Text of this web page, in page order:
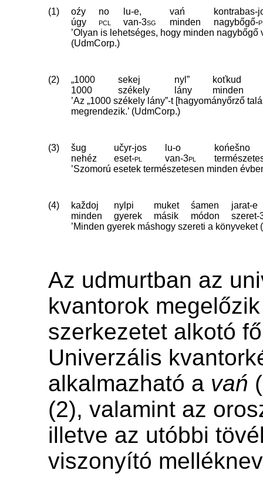
(1) oźy no lu-e, vań
kontrabas-
úgy
pcl van‑3sg minden nagybőgő‑
’Olyan is lehetséges, hogy minden nagybőgő
(UdmCorp.)
(2) „1000 sekej nyl”
koťkud
1000
székely lány
minden
’Az „1000 székely lány”-t [hagyományőrző
megrendezik.’ (UdmCorp.)
(3) šug učyr-jos lu-o
końešno
nehéz
eset‑pl van‑3pl
’Szomorú esetek természetesen minden
(4) každoj nylpi muket śamen
jarat-e
minden
gyerek másik módon szeret‑
’Minden gyerek máshogy szereti a könyveket
Az udmurtban az
kvantorok
szerkezetet alkotó
Univerzális
alkalmazható a vań
(2), valamint az
illetve az utóbbi
viszonyító